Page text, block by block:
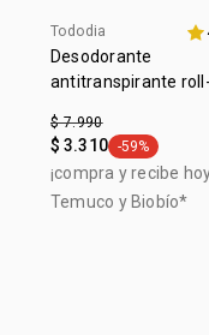
55%
aniversario
Tododia
Desodorante
antitranspirante
prebiótica Tododia
perfume 70 ml
$ 7.990
$ 3.310 general.tag -
-59%
¡compra y recibe
Temuco y Biobío*